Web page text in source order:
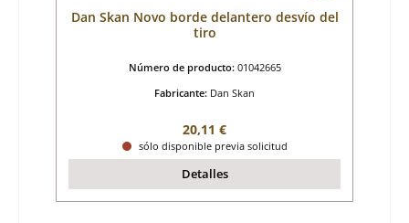
Dan Skan Novo borde delantero desvío del
tiro
Número de producto: 01042665
Fabricante: Dan Skan
Precio normal:
20,11 €
sólo disponible previa solicitud
Detalles